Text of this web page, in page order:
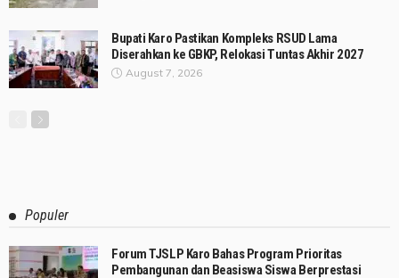
Bupati Karo Pastikan Kompleks RSUD Lama
Diserahkan ke GBKP, Relokasi Tuntas Akhir 2027
August 7, 2026
Populer
Forum TJSLP Karo Bahas Program Prioritas
Pembangunan dan Beasiswa Siswa Berprestasi